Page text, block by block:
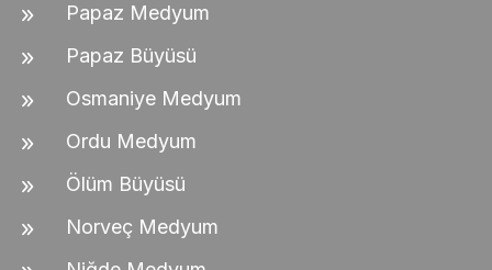
Papaz Medyum
Papaz Büyüsü
Osmaniye Medyum
Ordu Medyum
Ölüm Büyüsü
Norveç Medyum